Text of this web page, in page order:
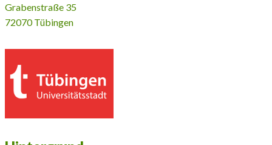
Grabenstraße 35
72070 Tübingen